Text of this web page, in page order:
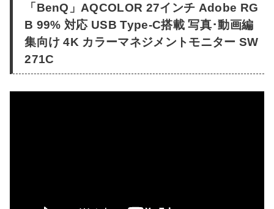
「BenQ」AQCOLOR 27インチ Adobe RG
B 99% 対応 USB Type-C搭載 写真･動画編
集向け 4K カラーマネジメントモニター SW
271C